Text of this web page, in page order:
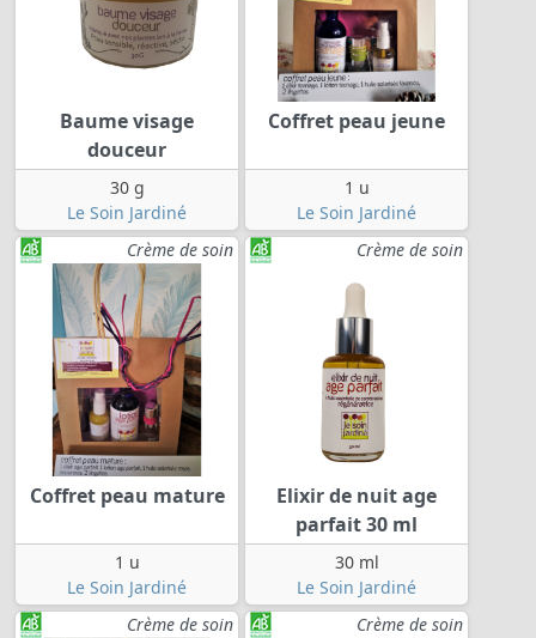
Baume visage
douceur
30 g
Le Soin Jardiné
Coffret peau jeune
1 u
Le Soin Jardiné
Crème de soin
Coffret peau mature
1 u
Le Soin Jardiné
Crème de soin
Elixir de nuit age
parfait 30 ml
30 ml
Le Soin Jardiné
Crème de soin
Crème de soin